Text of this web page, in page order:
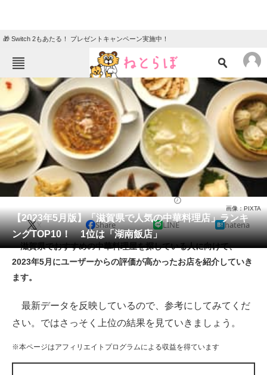
🎁 Switch 2もあたる！ プレゼントキャンペーン実施中！
ねとらぼメニュー
TOP ニュース
エンタメ クイズ
グルメ 地域
住まい 教育・育児
動物 リサーチ
会員記事
メディア
注目記事を集めた総合ページ
スマホと通信の最新トレンド
進化するPCとデバイスの未来
【2023年5月版】「滋賀県で人気の中華料理店」ランキ
ングTOP10！ 1位は「湖南飯店」
画像：PIXTA
X Share LINE hatena
滋賀県でおすすめの中華料理屋を探している人に向けて、
2023年5月にユーザーからの評価が高かったお店を紹介していき
ます。
最新データを反映しているので、参考にしてみてくだ
さい。ではさっそく上位の結果を見ていきましょう。
※本ページはアフィリエイトプログラムによる収益を得ています